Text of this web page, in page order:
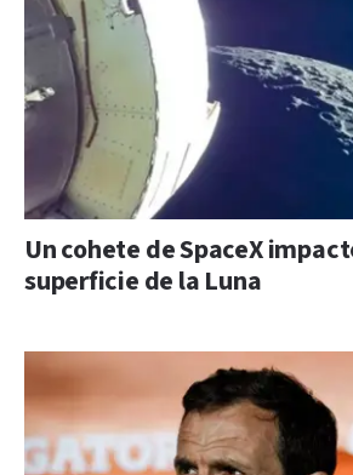
Un cohete de SpaceX
superficie de la Luna